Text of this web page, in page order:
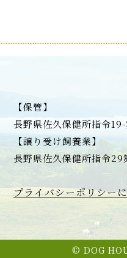
【保管】
長野県佐久保健所指令
【譲り受け飼養業】
長野県佐久保健所指令
プライバシーポリシー
© DOG